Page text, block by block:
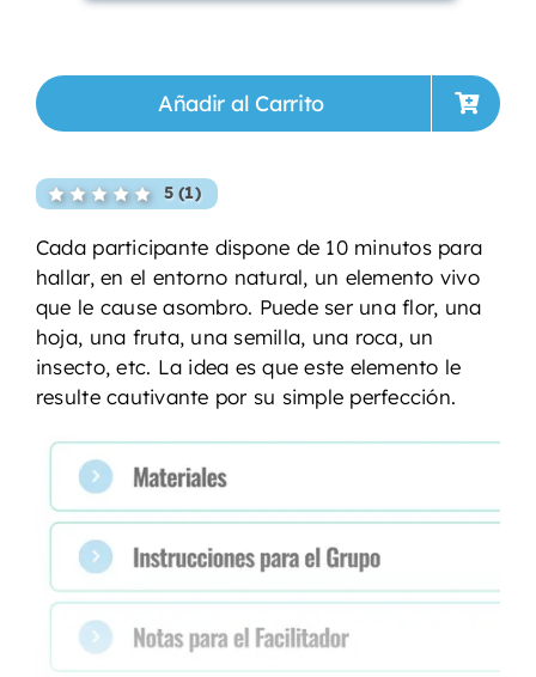
Añadir al Carrito
5 (1)
Cada participante dispone de 10 minutos para
hallar, en el entorno natural, un elemento vivo
que le cause asombro. Puede ser una flor, una
hoja, una fruta, una semilla, una roca, un
insecto, etc. La idea es que este elemento le
resulte cautivante por su simple perfección.